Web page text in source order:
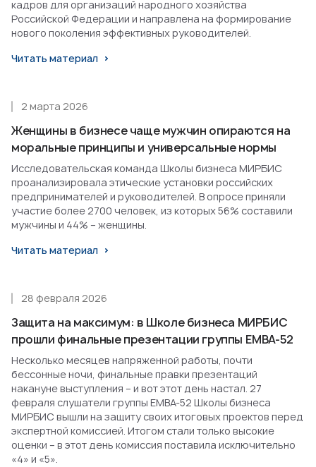
кадров для организаций народного хозяйства
Российской Федерации и направлена на формирование
нового поколения эффективных руководителей.
Читать материал
Женщины в бизнесе чаще мужчин опираются на
моральные принципы и универсальные нормы
2 марта 2026
Исследовательская команда Школы бизнеса МИРБИС
проанализировала этические установки российских
предпринимателей и руководителей. В опросе приняли
участие более 2700 человек, из которых 56% составили
мужчины и 44% – женщины.
Читать материал
Защита на максимум: в Школе бизнеса МИРБИС
прошли финальные презентации группы EMBA-52
28 февраля 2026
Несколько месяцев напряженной работы, почти
бессонные ночи, финальные правки презентаций
накануне выступления – и вот этот день настал. 27
февраля слушатели группы EMBA-52 Школы бизнеса
МИРБИС вышли на защиту своих итоговых проектов перед
экспертной комиссией. Итогом стали только высокие
оценки – в этот день комиссия поставила исключительно
«4» и «5».